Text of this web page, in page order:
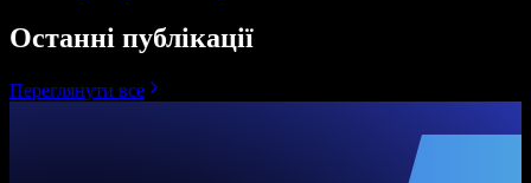
Останні публікації
Переглянути все